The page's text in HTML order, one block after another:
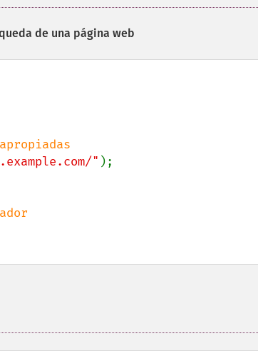
de una página web
"